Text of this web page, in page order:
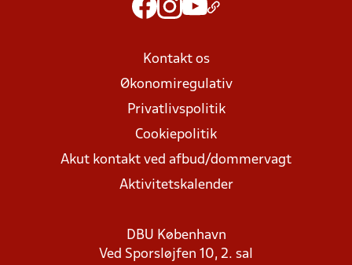
Kontakt os
Økonomiregulativ
Privatlivspolitik
Cookiepolitik
Akut kontakt ved afbud/dommervagt
Aktivitetskalender
DBU København
Ved Sporsløjfen 10, 2. sal